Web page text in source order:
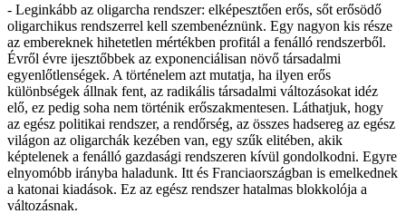
- Leginkább az oligarcha rendszer: elképesztően erős, sőt erősödő
oligarchikus rendszerrel kell szembenéznünk. Egy nagyon kis része
az embereknek hihetetlen mértékben profitál a fenálló rendszerből.
Évről évre ijesztőbbek az exponenciálisan növő társadalmi
egyenlőtlenségek. A történelem azt mutatja, ha ilyen erős
különbségek állnak fent, az radikális társadalmi változásokat idéz
elő, ez pedig soha nem történik erőszakmentesen. Láthatjuk, hogy
az egész politikai rendszer, a rendőrség, az összes hadsereg az egész
világon az oligarchák kezében van, egy szűk elitében, akik
képtelenek a fenálló gazdasági rendszeren kívül gondolkodni. Egyre
elnyomóbb irányba haladunk. Itt és Franciaországban is emelkednek
a katonai kiadások. Ez az egész rendszer hatalmas blokkolója a
változásnak.